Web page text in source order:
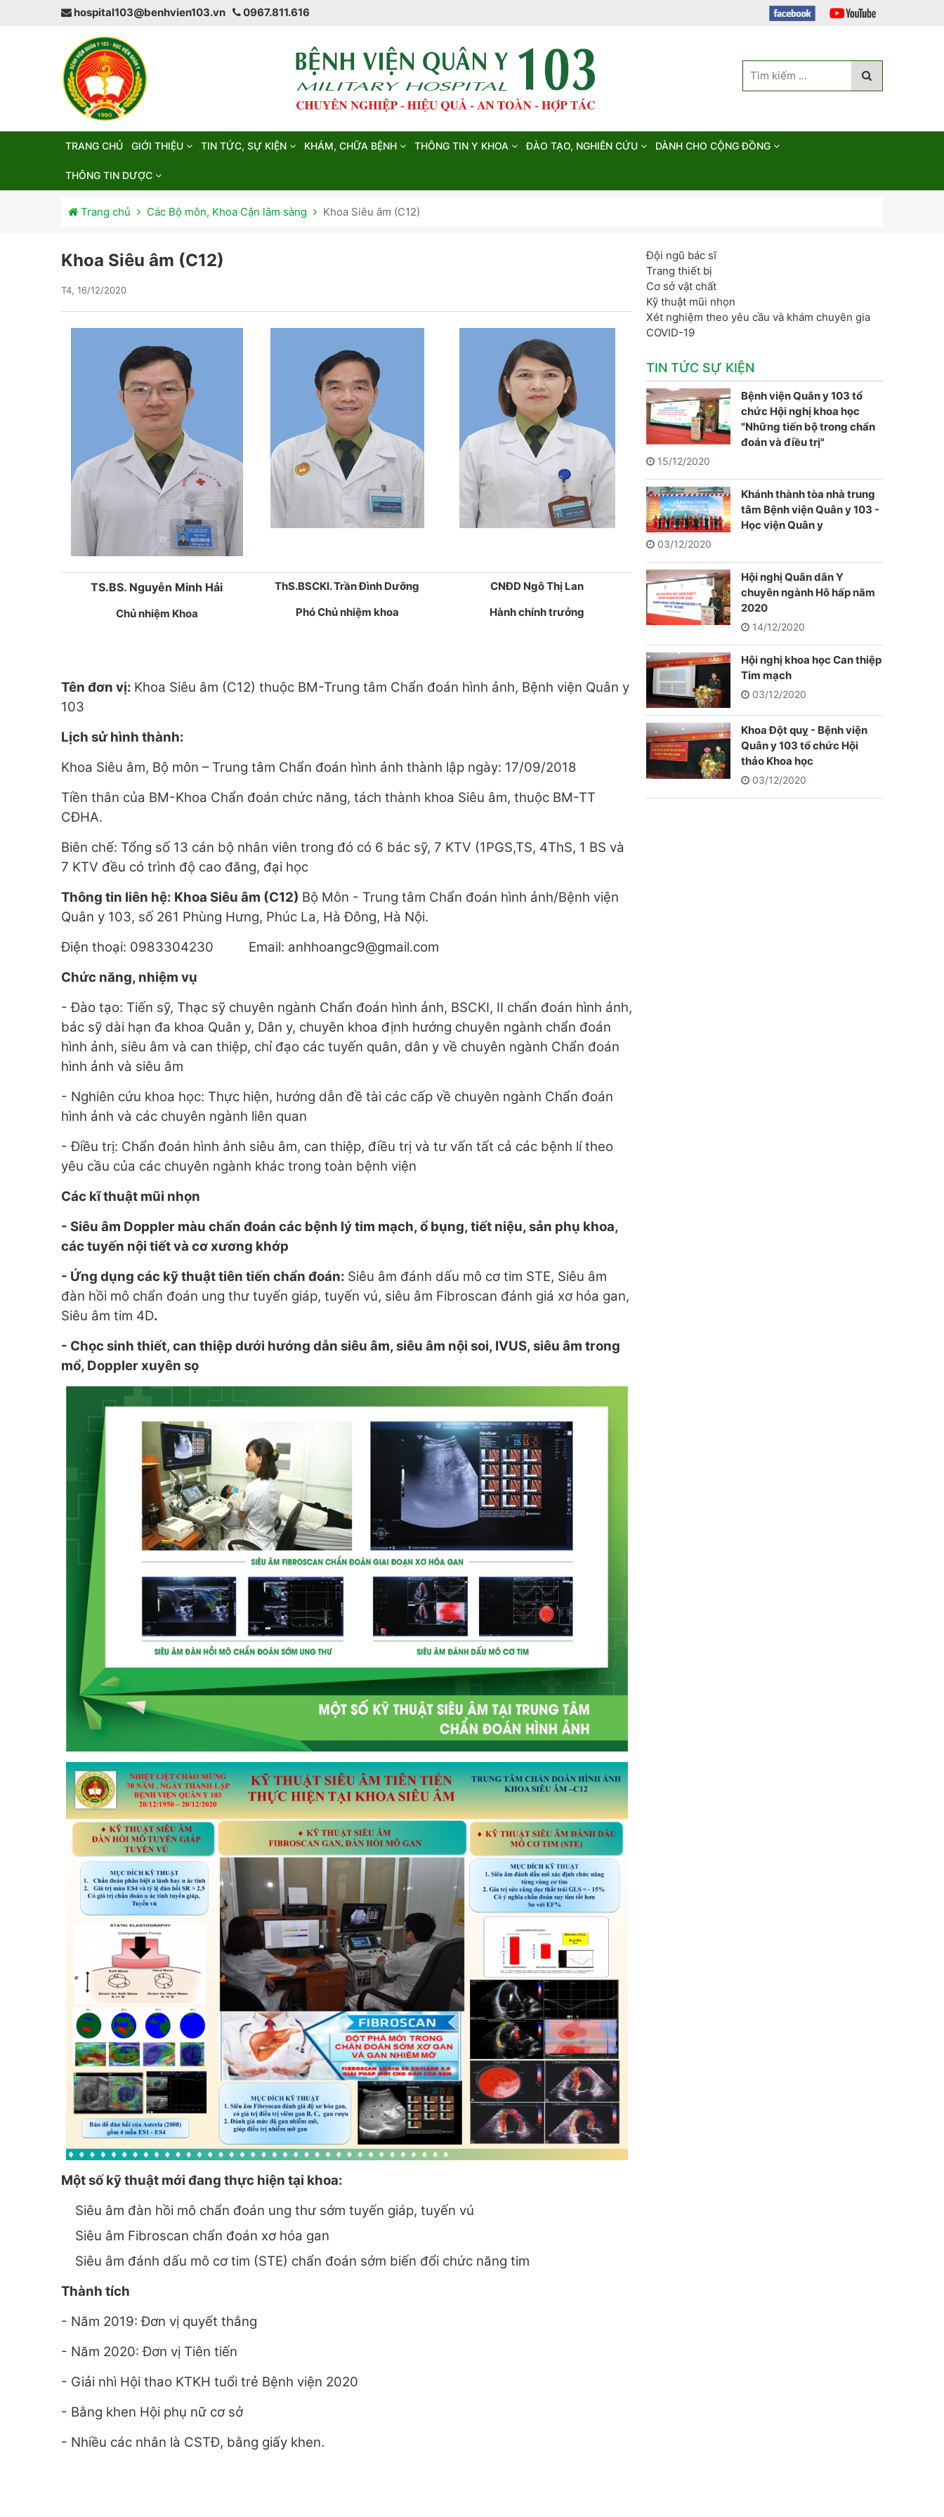
hospital103@benhvien103.vn 0967.811.616
TRANG CHỦ GIỚI THIỆU TIN TỨC, SỰ KIỆN KHÁM, CHỮA BỆNH THÔNG TIN Y KHOA ĐÀO TẠO, NGHIÊN CỨU DÀNH CHO CỘNG ĐỒNG
THÔNG TIN DƯỢC
Trang chủ Các Bộ môn, Khoa Cận lâm sàng Khoa Siêu âm (C12)
Khoa Siêu âm (C12)
T4, 16/12/2020
TS.BS. Nguyễn Minh Hải
Chủ nhiệm Khoa
ThS.BSCKI. Trần Đình Dưỡng
Phó Chủ nhiệm khoa
CNĐD Ngô Thị Lan
Hành chính trưởng
Tên đơn vị: Khoa Siêu âm (C12) thuộc BM-Trung tâm Chẩn đoán hình ảnh, Bệnh viện Quân y
103
Lịch sử hình thành:
Khoa Siêu âm, Bộ môn – Trung tâm Chẩn đoán hình ảnh thành lập ngày: 17/09/2018
Tiền thân của BM-Khoa Chẩn đoán chức năng, tách thành khoa Siêu âm, thuộc BM-TT
CĐHA.
Biên chế: Tổng số 13 cán bộ nhân viên trong đó có 6 bác sỹ, 7 KTV (1PGS,TS, 4ThS, 1 BS và
7 KTV đều có trình độ cao đăng, đại học
Thông tin liên hệ: Khoa Siêu âm (C12) Bộ Môn - Trung tâm Chẩn đoán hình ảnh/Bệnh viện
Quân y 103, số 261 Phùng Hưng, Phúc La, Hà Đông, Hà Nội.
Điện thoại: 0983304230 Email: anhhoangc9@gmail.com
Chức năng, nhiệm vụ
- Đào tạo: Tiến sỹ, Thạc sỹ chuyên ngành Chẩn đoán hình ảnh, BSCKI, II chẩn đoán hình ảnh,
bác sỹ dài hạn đa khoa Quân y, Dân y, chuyên khoa định hướng chuyên ngành chẩn đoán
hình ảnh, siêu âm và can thiệp, chỉ đạo các tuyến quân, dân y về chuyên ngành Chẩn đoán
hình ảnh và siêu âm
- Nghiên cứu khoa học: Thực hiện, hướng dẫn đề tài các cấp về chuyên ngành Chẩn đoán
hình ảnh và các chuyên ngành liên quan
- Điều trị: Chẩn đoán hình ảnh siêu âm, can thiệp, điều trị và tư vấn tất cả các bệnh lí theo
yêu cầu của các chuyên ngành khác trong toàn bệnh viện
Các kĩ thuật mũi nhọn
- Siêu âm Doppler màu chẩn đoán các bệnh lý tim mạch, ổ bụng, tiết niệu, sản phụ khoa,
các tuyến nội tiết và cơ xương khớp
- Ứng dụng các kỹ thuật tiên tiến chẩn đoán: Siêu âm đánh dấu mô cơ tim STE, Siêu âm
đàn hồi mô chẩn đoán ung thư tuyến giáp, tuyến vú, siêu âm Fibroscan đánh giá xơ hóa gan,
Siêu âm tim 4D.
- Chọc sinh thiết, can thiệp dưới hướng dẫn siêu âm, siêu âm nội soi, IVUS, siêu âm trong
mổ, Doppler xuyên sọ
Một số kỹ thuật mới đang thực hiện tại khoa:
Siêu âm đàn hồi mô chẩn đoán ung thư sớm tuyến giáp, tuyến vú
Siêu âm Fibroscan chẩn đoán xơ hóa gan
Siêu âm đánh dấu mô cơ tim (STE) chẩn đoán sớm biến đổi chức năng tim
Thành tích
- Năm 2019: Đơn vị quyết thắng
- Năm 2020: Đơn vị Tiên tiến
- Giải nhì Hội thao KTKH tuổi trẻ Bệnh viện 2020
- Bằng khen Hội phụ nữ cơ sở
- Nhiều các nhân là CSTĐ, bằng giấy khen.
Đội ngũ bác sĩ
Trang thiết bị
Cơ sở vật chất
Kỹ thuật mũi nhọn
Xét nghiệm theo yêu cầu và khám chuyên gia
COVID-19
TIN TỨC SỰ KIỆN
Bệnh viện Quân y 103 tổ
chức Hội nghị khoa học
"Những tiến bộ trong chẩn
đoán và điều trị"
15/12/2020
Khánh thành tòa nhà trung
tâm Bệnh viện Quân y 103 -
Học viện Quân y
03/12/2020
Hội nghị Quân dân Y
chuyên ngành Hô hấp năm
2020
14/12/2020
Hội nghị khoa học Can thiệp
Tim mạch
03/12/2020
Khoa Đột quỵ - Bệnh viện
Quân y 103 tổ chức Hội
thảo Khoa học
03/12/2020